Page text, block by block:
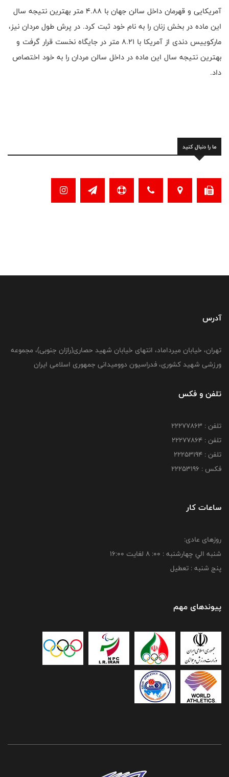
آمریکایی و قهرمان داخل سالن جهان با ۴.۸۸ متر بهترین نتیجه سال
این ماده در بخش زنان را به نام خود ثبت کرد. در پرش طول مردان نیز،
مارکوییس دندی از آمریکا با ۸.۲۱ متر در جایگاه نخست قرار گرفت و
بهترین نتیجه سال این ماده در داخل سالن مردان را به خود اختصاص
داد.
ما را دنبال کنید
آدرس
تهران، خیابان میرداماد، انتهای خیابان شهید حصاری(رازان جنوبی)، مجموعه
ورزشی شهید کشوری، فدراسیون دوومیدانی جمهوری اسلامی ایران
تلفن و فکس
تلفن : 22277863
تلفن : 22277864
تلفن : 22253194
فکس : 22253196
ساعات کار
روزهای عادی:
شنبه الي چهارشنبه : 00: 8 لغايت 16:00
پنج شنبه : تعطیل
پیوندهای مهم